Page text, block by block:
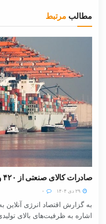
مطالب مرتبط
صادرات کالای صنعتی از ۴۲۰ واحد تولیدی البرز
به گزارش اقتصاد انرژی آنلاین
اشاره به ظرفیت‌های بالای